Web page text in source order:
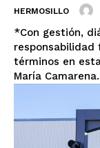
HERMOSILLO
*Con gestión,
responsabilidad
términos en